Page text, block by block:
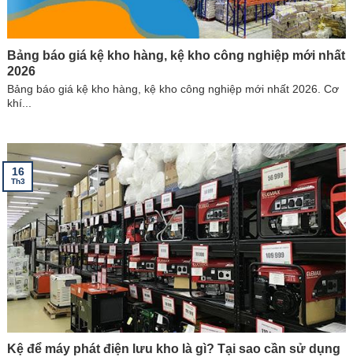
Bảng báo giá kệ kho hàng, kệ kho công nghiệp mới nhất
2026
Bảng báo giá kệ kho hàng, kệ kho công nghiệp mới nhất 2026. Cơ
khí...
Kệ để máy phát điện lưu kho là gì? Tại sao cần sử dụng
16
Th3